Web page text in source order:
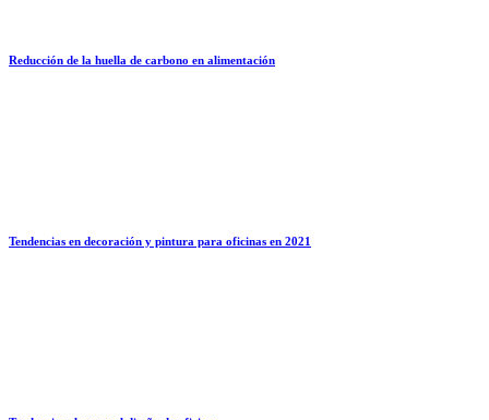
Reducción de la huella de carbono en alimentación
Tendencias en decoración y pintura para oficinas en 2021